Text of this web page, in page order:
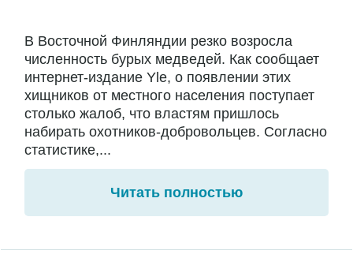
В Восточной Финляндии резко возросла
численность бурых медведей. Как сообщает
интернет-издание Yle, о появлении этих
хищников от местного населения поступает
столько жалоб, что властям пришлось
набирать охотников-добровольцев. Согласно
статистике,...
Читать полностью